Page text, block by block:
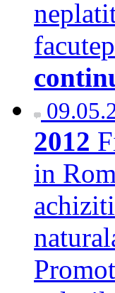
2012
in